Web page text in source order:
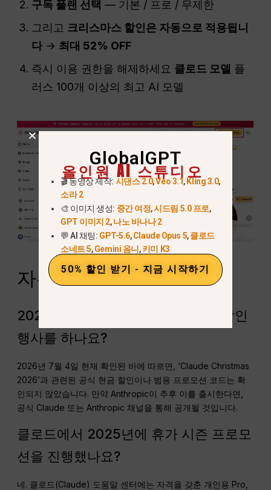
구독 플랜 선택 — 기본 / 프로 / 무제한
그리고 크리스마스 할인은 자동으로 적용됩니
다 → 최대 52% OFF
즉시 이용 권한을 해제하세요 클로드 모델 플
러스 100개 이상의 최고 AI 모델
자주 묻는 질문
2026년에 클로드에서 크리스마스 할인
행사를 하나요?
2026년 7월 4일 현재 확인된 바에 따르면, ‘Claude Christmas
2026’과 관련된 공식 현금 할인이나 범용 프로모션 코드는 확
인되지 않았습니다. 만약 Anthropic이 추후 이를 출시한다면,
공식 Claude 또는 Anthropic 채널을 통해 공개될 것입니다.
클로드에서 2025년에 휴가 시즌 프로모
션을 진행했나요?
네. 클로드(Claude) 도움말 센터에는 자격을 갖춘 개인용 Pro,
GlobalGPT
올인원 AI 스튜디오
🎬 동영상 제작: 시댄스 2.0,Veo 3.1, Kling 3.0,
소라 2
🎨 이미지 생성: 중간 여정,시드림 5.0 프로,
GPT 이미지 2,나노 바나나 2
💬 AI 채팅: GPT-5.6,Claude Opus 5,클로드
소네트 5,Gemini 옴니 ,키미 K3
50% 할인 받기 - 지금 시작하기